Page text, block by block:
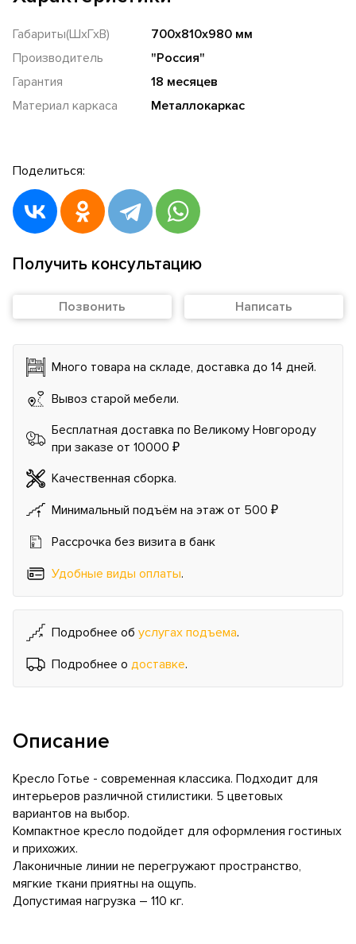
Габариты(ШхГхВ)
700х810х980 мм
Производитель
"Россия"
Гарантия
18 месяцев
Материал каркаса
Металлокаркас
Поделиться:
Получить консультацию
Позвонить Написать
Много товара на складе, доставка до 14 дней.
Вывоз старой мебели.
Бесплатная доставка по Великому Новгороду
при заказе от 10000 ₽
Качественная сборка.
Минимальный подъём на этаж от 500 ₽
Рассрочка без визита в банк
Удобные виды оплаты.
Подробнее об услугах подъема.
Подробнее о доставке.
Описание
Кресло Готье - современная классика. Подходит для
интерьеров различной стилистики. 5 цветовых
вариантов на выбор.
Компактное кресло подойдет для оформления гостиных
и прихожих.
Лаконичные линии не перегружают пространство,
мягкие ткани приятны на ощупь.
Допустимая нагрузка – 110 кг.